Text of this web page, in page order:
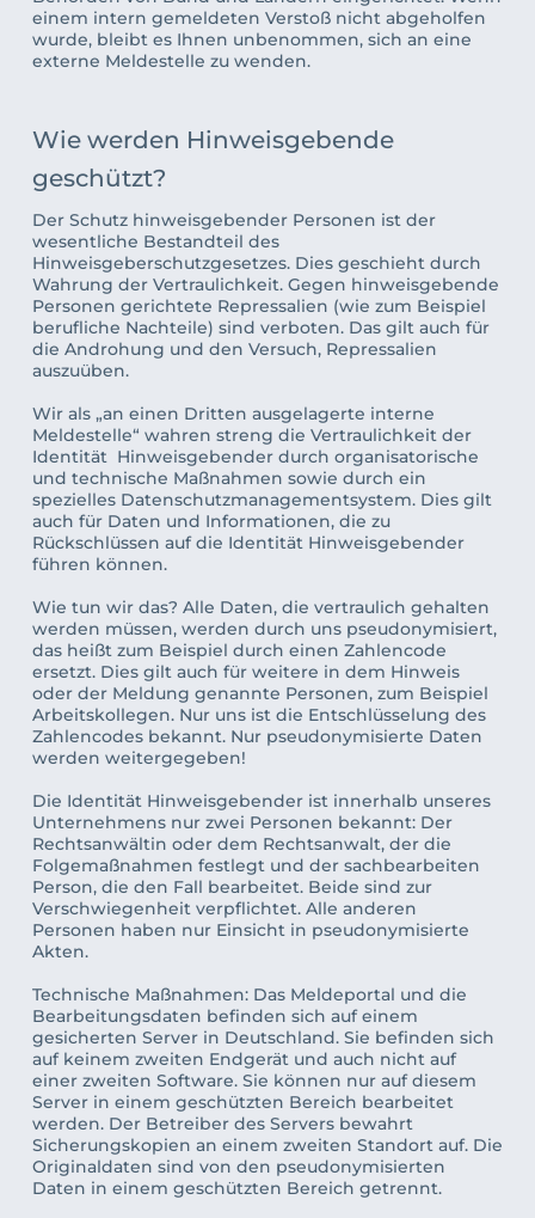
einem intern gemeldeten Verstoß nicht abgeholfen
wurde, bleibt es Ihnen unbenommen, sich an eine
externe Meldestelle zu wenden.
Wie werden Hinweisgebende
geschützt?
Der Schutz hinweisgebender Personen ist der
wesentliche Bestandteil des
Hinweisgeberschutzgesetzes. Dies geschieht durch
Wahrung der Vertraulichkeit. Gegen hinweisgebende
Personen gerichtete Repressalien (wie zum Beispiel
berufliche Nachteile) sind verboten. Das gilt auch für
die Androhung und den Versuch, Repressalien
auszuüben.
Wir als „an einen Dritten ausgelagerte interne
Meldestelle“ wahren streng die Vertraulichkeit der
Identität  Hinweisgebender durch organisatorische
und technische Maßnahmen sowie durch ein
spezielles Datenschutzmanagementsystem. Dies gilt
auch für Daten und Informationen, die zu
Rückschlüssen auf die Identität Hinweisgebender
führen können.
Wie tun wir das? Alle Daten, die vertraulich gehalten
werden müssen, werden durch uns pseudonymisiert,
das heißt zum Beispiel durch einen Zahlencode
ersetzt. Dies gilt auch für weitere in dem Hinweis
oder der Meldung genannte Personen, zum Beispiel
Arbeitskollegen. Nur uns ist die Entschlüsselung des
Zahlencodes bekannt. Nur pseudonymisierte Daten
werden weitergegeben!
Die Identität Hinweisgebender ist innerhalb unseres
Unternehmens nur zwei Personen bekannt: Der
Rechtsanwältin oder dem Rechtsanwalt, der die
Folgemaßnahmen festlegt und der sachbearbeiten
Person, die den Fall bearbeitet. Beide sind zur
Verschwiegenheit verpflichtet. Alle anderen
Personen haben nur Einsicht in pseudonymisierte
Akten.
Technische Maßnahmen: Das Meldeportal und die
Bearbeitungsdaten befinden sich auf einem
gesicherten Server in Deutschland. Sie befinden sich
auf keinem zweiten Endgerät und auch nicht auf
einer zweiten Software. Sie können nur auf diesem
Server in einem geschützten Bereich bearbeitet
werden. Der Betreiber des Servers bewahrt
Sicherungskopien an einem zweiten Standort auf. Die
Originaldaten sind von den pseudonymisierten
Daten in einem geschützten Bereich getrennt.